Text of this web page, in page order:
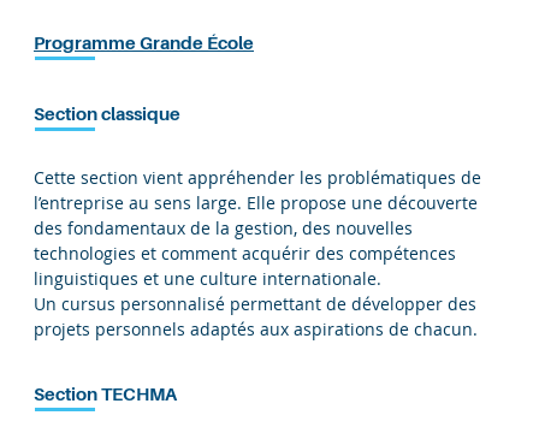
Programme Grande École
Section classique
Cette section vient appréhender les problématiques de
l’entreprise au sens large. Elle propose une découverte
des fondamentaux de la gestion, des nouvelles
technologies et comment acquérir des compétences
linguistiques et une culture internationale.
Un cursus personnalisé permettant de développer des
projets personnels adaptés aux aspirations de chacun.
Section TECHMA